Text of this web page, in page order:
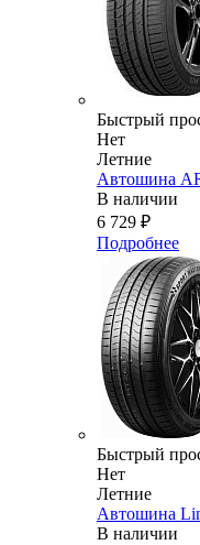
Быстрый
Нет
Летние
Автошина
В наличии
6 729 ₽
Подробнее
Быстрый
Нет
Летние
Автошина
В наличии